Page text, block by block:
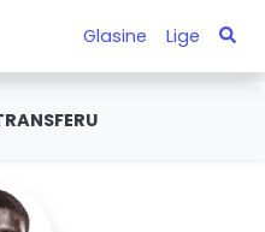
Glasine Lige